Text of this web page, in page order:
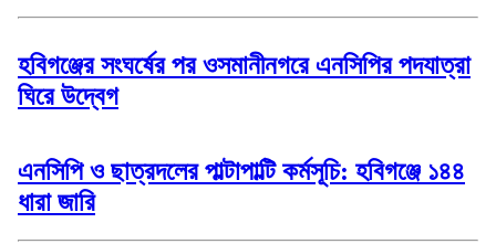
হবিগঞ্জের সংঘর্ষের পর ওসমানীনগরে এনসিপির পদযাত্রা
ঘিরে উদ্বেগ
এনসিপি ও ছাত্রদলের পাল্টাপাল্টি কর্মসূচি: হবিগঞ্জে ১৪৪
ধারা জারি